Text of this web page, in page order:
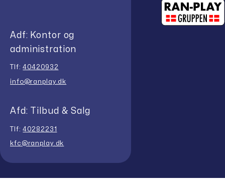
Adf: Kontor og
administration
Tlf:40420932
info@ranplay.dk
Afd: Tilbud & Salg
Tlf:40282231
kfc@ranplay.dk